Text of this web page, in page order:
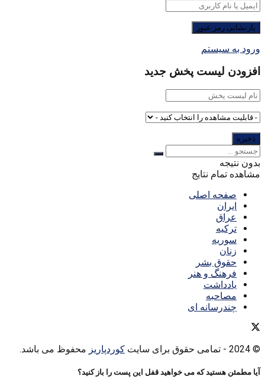
ورود به سیستم
افزودن لیست پخش جدید
بدون نتیجه
مشاهده تمام نتایج
صفحه اصلی
ایران
عراق
ترکیه
سوریه
زنان
حقوق بشر
فرهنگ و هنر
یادداشت
مصاحبه
چندرسانه ای
© 2024 - تمامی حقوق برای سایت کوردپاریز محفوظ می باشد.
آیا مطمئن هستید که می خواهید قفل این پست را باز کنید؟